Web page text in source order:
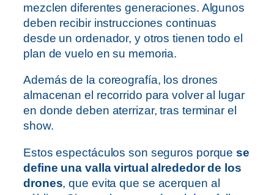
mezclen diferentes generaciones. Algunos
deben recibir instrucciones continuas
desde un ordenador, y otros tienen todo el
plan de vuelo en su memoria.
Además de la coreografía, los drones
almacenan el recorrido para volver al lugar
en donde deben aterrizar, tras terminar el
show.
Estos espectáculos son seguros porquese
define una valla virtual alrededor de los
drones, que evita que se acerquen al